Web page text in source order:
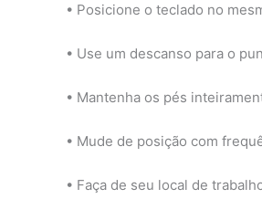
• Posicione o teclado no
• Use um descanso para o
• Mantenha os pés
• Mude de posição com
• Faça de seu local de